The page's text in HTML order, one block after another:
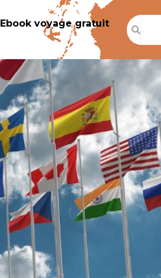
Ebook voyage gratuit